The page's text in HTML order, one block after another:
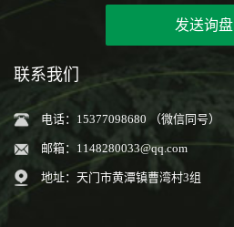
发送询盘
联系我们
电话：15377098680 （微信同号）
邮箱： 1148280033@qq.com
地址：天门市黄潭镇曹湾村3组